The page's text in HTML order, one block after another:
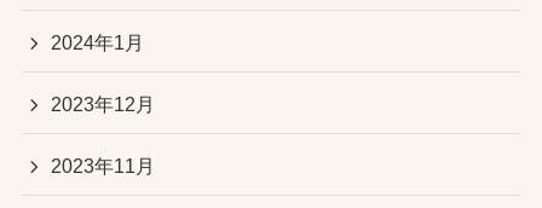
2024年1月
2023年12月
2023年11月